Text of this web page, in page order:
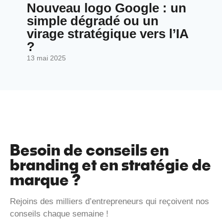
Nouveau logo Google : un
simple dégradé ou un
virage stratégique vers l’IA
?
13 mai 2025
Besoin de conseils en
branding et en stratégie de
marque ?
Rejoins des milliers d’entrepreneurs qui reçoivent nos
conseils chaque semaine !